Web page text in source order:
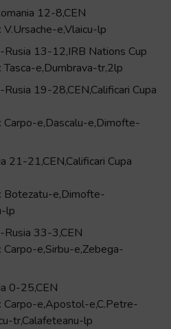
12-8,CEN
V.Ursache-e,Vlaicu-lp
13-12,IRB Nations Cup
Tasca-e,Dumbrava-tr,2lp
19-28,CEN,Calificari Cupa
Carpo-e,Dascalu-e,Dimofte-
21-21,CEN,Calificari Cupa
Botezatu-e,Dimofte-
lp
33-3,CEN
Carpo-e,Sirbu-e,Zebega-
0-25,CEN
Carpo-e,Apostol-e,C.Petre-
tr,Calafeteanu-lp